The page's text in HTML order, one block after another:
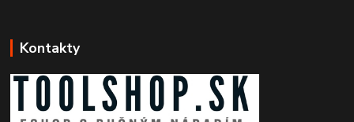
Kontakty